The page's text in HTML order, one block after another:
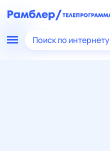
Поиск по интернету